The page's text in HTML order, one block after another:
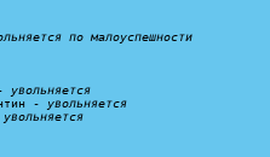
по малоуспешности
увольняется
- увольняется
увольняется